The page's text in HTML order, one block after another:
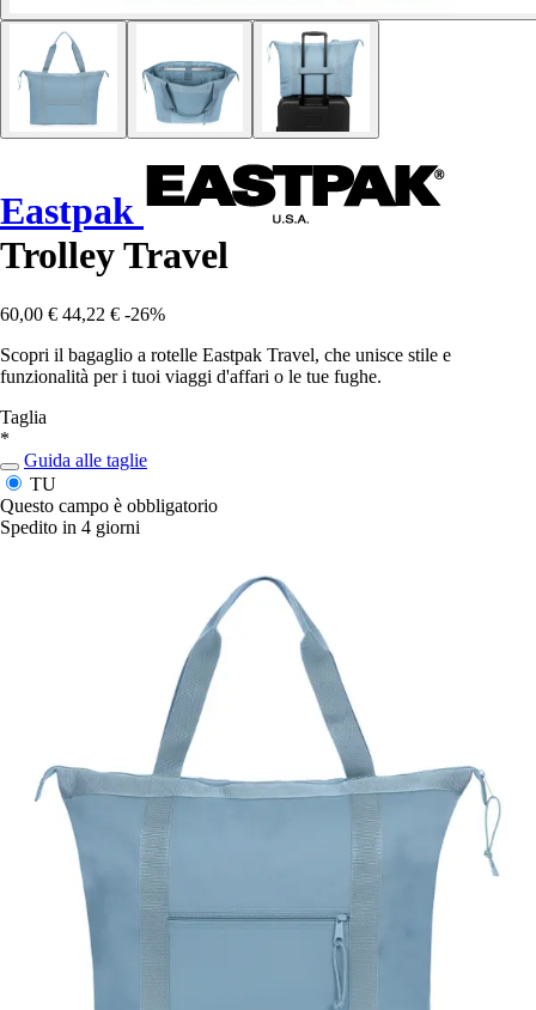
Eastpak
Trolley Travel
60,00 € 44,22 € -26%
Scopri il bagaglio a rotelle Eastpak Travel, che unisce stile e
funzionalità per i tuoi viaggi d'affari o le tue fughe.
Taglia
*
Guida alle taglie
TU
Questo campo è obbligatorio
Spedito in 4 giorni